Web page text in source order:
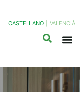
CASTELLANO VALENCIÀ